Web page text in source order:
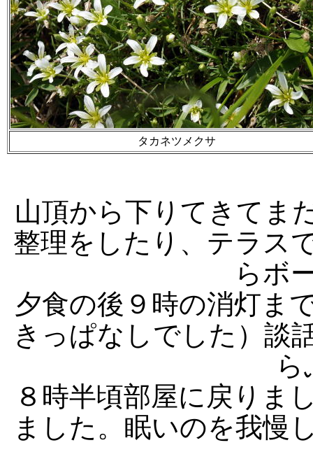
タカネツメクサ
山頂から下りてきてま
整理をしたり、テラス
らボ
夕食の後９時の消灯ま
きっぱなしでした）談
８時半頃部屋に戻りま
ました。眠いのを我慢